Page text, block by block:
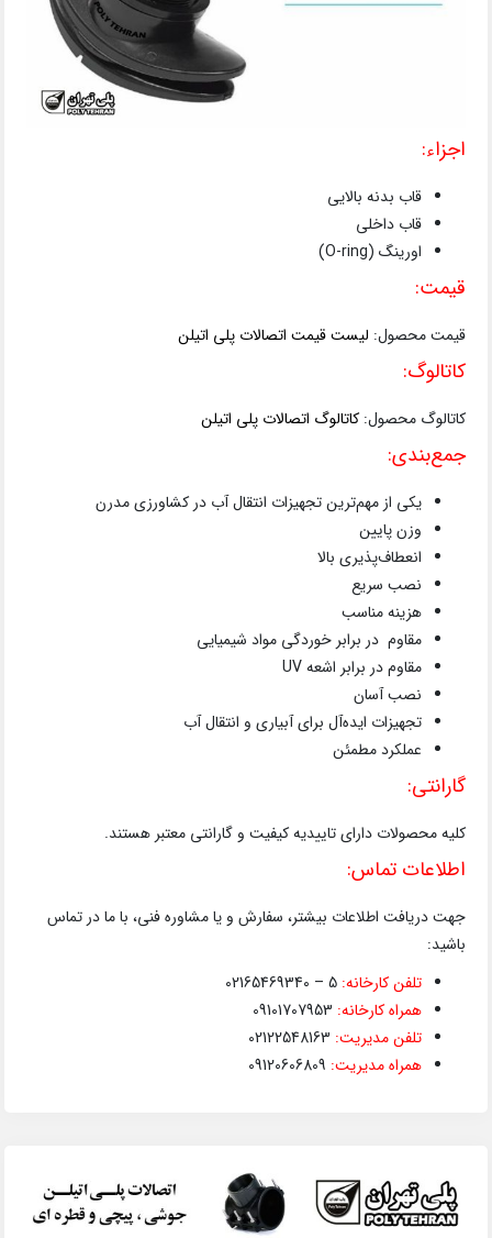
اجزاء:
قاب بدنه بالایی
قاب داخلی
اورینگ (O-ring)
قیمت:
قیمت محصول: لیست قیمت اتصالات پلی اتیلن
کاتالوگ:
کاتالوگ محصول:کاتالوگ اتصالات پلی اتیلن
جمع‌بندی:
یکی از مهم‌ترین تجهیزات انتقال آب در کشاورزی مدرن
وزن پایین
انعطاف‌پذیری بالا
نصب سریع
هزینه مناسب
مقاوم در برابر خوردگی مواد شیمیایی
مقاوم در برابر اشعه UV
نصب آسان
تجهیزات ایده‌آل برای آبیاری و انتقال آب
عملکرد مطمئن
گارانتی:
کلیه محصولات دارای تاییدیه کیفیت و گارانتی معتبر هستند.
اطلاعات تماس:
جهت دریافت اطلاعات بیشتر، سفارش و یا مشاوره فنی، با ما در تماس
باشید:
تلفن کارخانه: 5 – 02165469340
همراه کارخانه:
تلفن مدیریت:
همراه مدیریت: